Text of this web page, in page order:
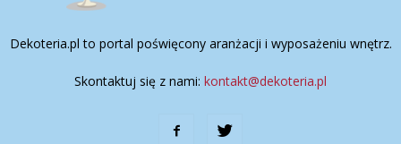
Dekoteria.pl to portal poświęcony aranżacji i wyposażeniu wnętrz.
Skontaktuj się z nami: kontakt@dekoteria.pl